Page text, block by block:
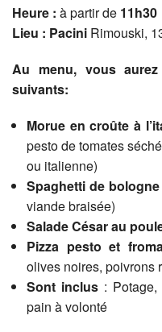
Heure : à partir de 11h30
Lieu : Pacini Rimouski,
Au menu, vous
suivants:
Morue en croûte à
pesto de tomates
ou italienne)
Spaghetti de bologne
viande braisée)
Salade César au
Pizza pesto et
olives noires, poivrons
Sont inclus :
pain à volonté